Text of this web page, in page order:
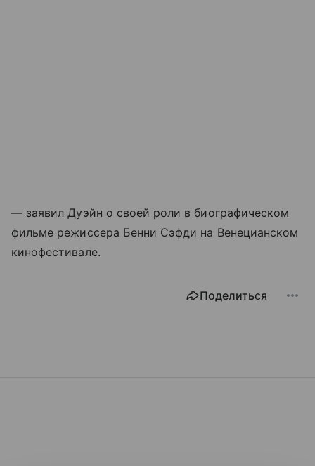
— заявил Дуэйн о своей роли в биографическом
фильме режиссера Бенни Сэфди на Венецианском
кинофестивале.
Поделиться